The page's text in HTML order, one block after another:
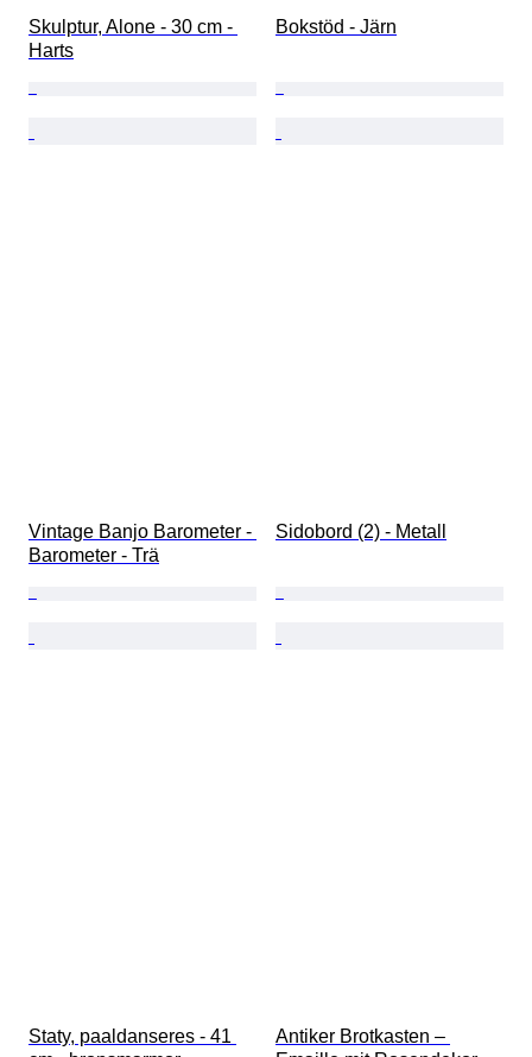
Skulptur, Alone - 30 cm -
Harts
Bokstöd - Järn
Vintage Banjo Barometer -
Barometer - Trä
Sidobord (2) - Metall
Staty, paaldanseres - 41
Antiker Brotkasten –